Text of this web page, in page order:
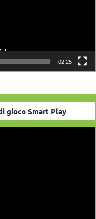
02:25
gioco Smart Play